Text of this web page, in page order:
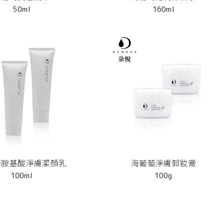
50ml 160ml
基酸淨膚潔顏乳
100ml
海葡萄淨膚卸妝膏
100g